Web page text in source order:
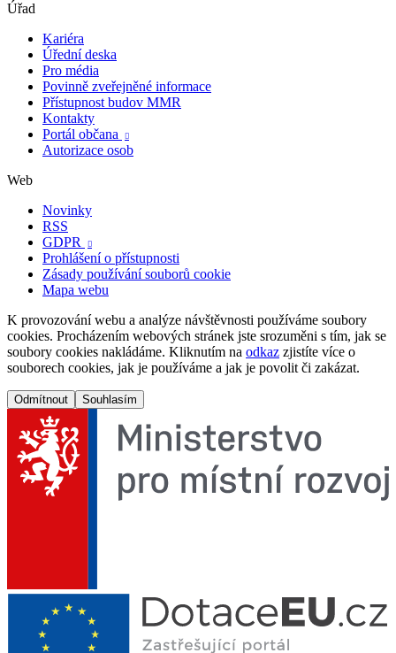
Úřad
Kariéra
Úřední deska
Pro média
Povinně zveřejněné informace
Přístupnost budov MMR
Kontakty
Portál občana

Autorizace osob
Web
Novinky
RSS
GDPR

Prohlášení o přístupnosti
Zásady používání souborů cookie
Mapa webu
K provozování webu a analýze návštěvnosti používáme soubory
cookies. Procházením webových stránek jste srozuměni s tím, jak se
soubory cookies nakládáme. Kliknutím na odkaz zjistíte více o
souborech cookies, jak je používáme a jak je povolit či zakázat.
Odmítnout Souhlasím